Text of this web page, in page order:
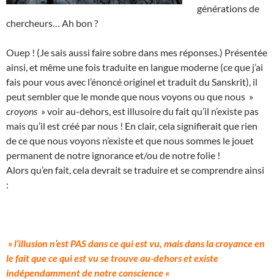
générations de
chercheurs… Ah bon ?
Ouep ! (Je sais aussi faire sobre dans mes réponses.) Présentée
ainsi, et même une fois traduite en langue moderne (ce que j’ai
fais pour vous avec l’énoncé originel et traduit du Sanskrit), il
peut sembler que le monde que nous voyons ou que nous »
croyons » voir au-dehors, est illusoire du fait qu’il n’existe pas
mais qu’il est créé par nous ! En clair, cela signifierait que rien
de ce que nous voyons n’existe et que nous sommes le jouet
permanent de notre ignorance et/ou de notre folie !
Alors qu’en fait, cela devrait se traduire et se comprendre ainsi
:
» l’illusion n’est PAS dans ce qui est vu, mais dans la croyance en
le fait que ce qui est vu se trouve au-dehors et existe
indépendamment de notre conscience «